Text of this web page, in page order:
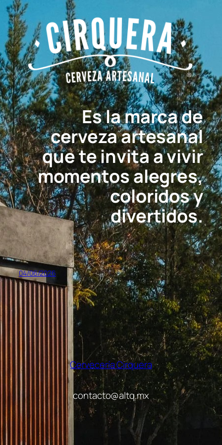
Saltar
al
contenido
Es la marca de
cerveza artesanal
que te invita a vivir
momentos alegres,
coloridos y
divertidos.
04/06/2026
Cervecería Cirquera
contacto@altq.mx